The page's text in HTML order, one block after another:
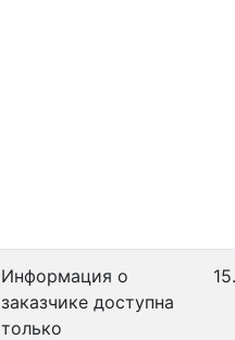
Информация о
заказчике доступна
только